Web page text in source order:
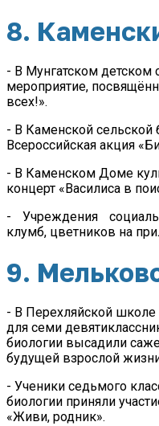
8.
- В Мунгатском детском
мероприятие,
всех!».
- В Каменской сельской
Всероссийская акция
- В Каменском Доме
концерт «Василиса в
- Учреждения
клумб, цветников на
9.
- В Перехляйской
для семи
биологии высадили
будущей взрослой
- Ученики седьмого
биологии приняли
«Живи, родник».